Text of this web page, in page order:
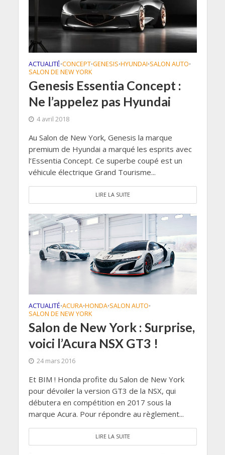
ACTUALITÉ•CONCEPT•GENESIS•HYUNDAI•SALON AUTO•
SALON DE NEW YORK
Genesis Essentia Concept :
Ne l’appelez pas Hyundai
4 avril 2018
Au Salon de New York, Genesis la marque
premium de Hyundai a marqué les esprits avec
l’Essentia Concept. Ce superbe coupé est un
véhicule électrique Grand Tourisme...
LIRE LA SUITE
ACTUALITÉ•ACURA•HONDA•SALON AUTO•
SALON DE NEW YORK
Salon de New York : Surprise,
voici l’Acura NSX GT3 !
24 mars 2016
Et BIM ! Honda profite du Salon de New York
pour dévoiler la version GT3 de la NSX, qui
débutera en compétition en 2017 sous la
marque Acura. Pour répondre au règlement...
LIRE LA SUITE